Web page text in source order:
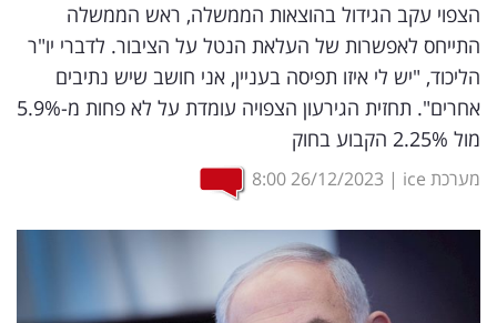
שיווק
ופרסום
משפט
מדדים
הצפוי עקב הגידול בהוצאות הממשלה, ראש הממשלה
התייחס לאפשרות של העלאת הנטל על הציבור. לדברי יו"ר
הליכוד, "יש לי איזו תפיסה בעניין, אני חושב שיש נתיבים
אחרים". תחזית הגירעון הצפויה עומדת על לא פחות מ-5.9%
מול 2.25% הקבוע בחוק
מערכת ice |
26/12/2023
8:00